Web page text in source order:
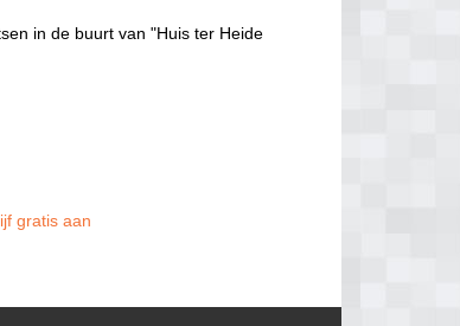
in de buurt van "Huis ter Heide
gratis aan